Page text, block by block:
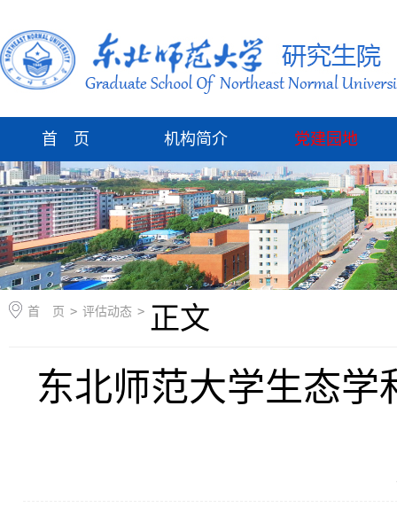
首 页 机构简介 党建园地
首 页 > 评估动态 > 正文
东北师范大学生态